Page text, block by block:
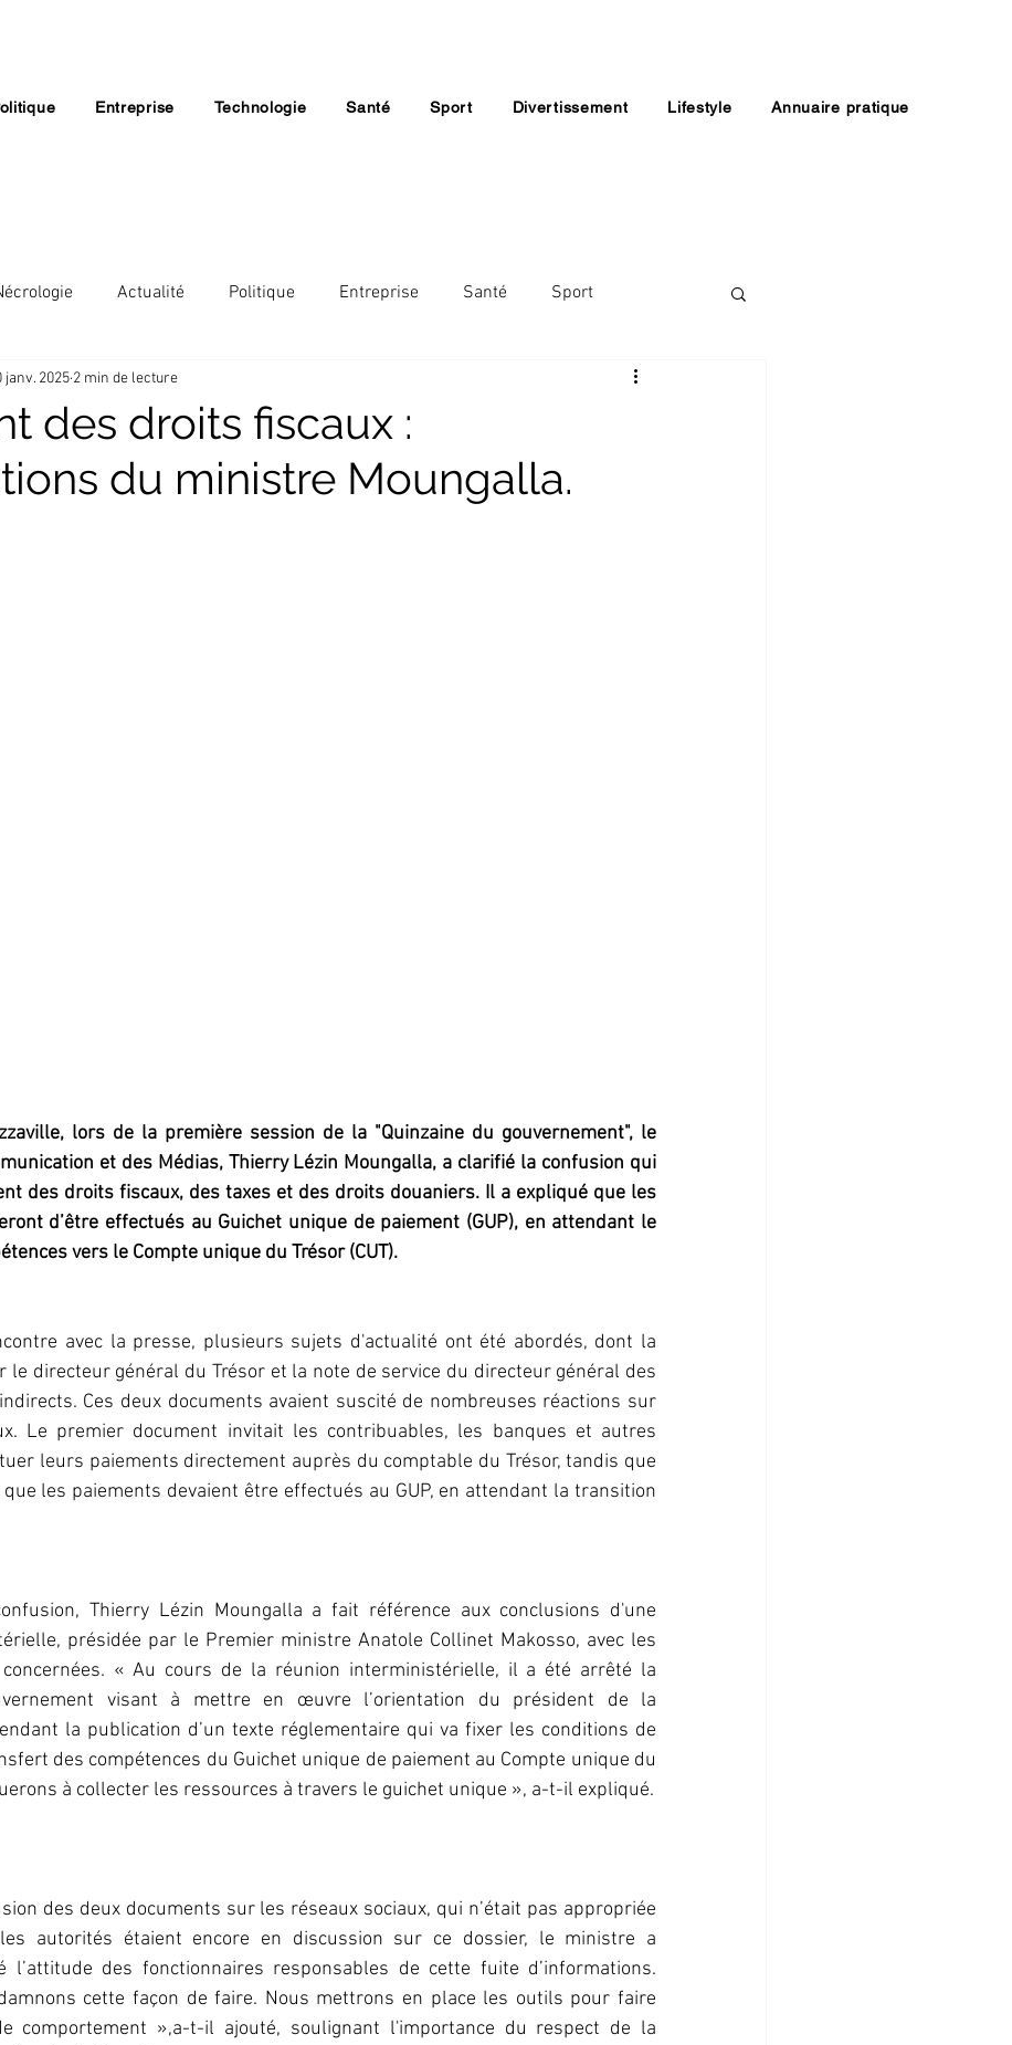
Entreprise Technologie Santé Sport Divertissement Lifestyle Annuaire pratique
Actualité Politique Entreprise Santé Sport
Lifestyle Economie
des droits fiscaux :
du ministre Moungalla.
janv. 2025 2 min de lecture
lors de la première session de la "Quinzaine du gouvernement", le
et des Médias, Thierry Lézin Moungalla, a clarifié la confusion qui
des droits fiscaux, des taxes et des droits douaniers. Il a expliqué que les
d’être effectués au Guichet unique de paiement (GUP), en attendant le
vers le Compte unique du Trésor (CUT).
avec la presse, plusieurs sujets d'actualité ont été abordés, dont la
le directeur général du Trésor et la note de service du directeur général des
Ces deux documents avaient suscité de nombreuses réactions sur
Le premier document invitait les contribuables, les banques et autres
leurs paiements directement auprès du comptable du Trésor, tandis que
les paiements devaient être effectués au GUP, en attendant la transition
Thierry Lézin Moungalla a fait référence aux conclusions d'une
présidée par le Premier ministre Anatole Collinet Makosso, avec les
« Au cours de la réunion interministérielle, il a été arrêté la
visant à mettre en œuvre l’orientation du président de la
la publication d’un texte réglementaire qui va fixer les conditions de
des compétences du Guichet unique de paiement au Compte unique du
à collecter les ressources à travers le guichet unique », a-t-il expliqué.
des deux documents sur les réseaux sociaux, qui n’était pas appropriée
autorités étaient encore en discussion sur ce dossier, le ministre a
l’attitude des fonctionnaires responsables de cette fuite d’informations.
cette façon de faire. Nous mettrons en place les outils pour faire
comportement »,a-t-il ajouté, soulignant l'importance du respect de la